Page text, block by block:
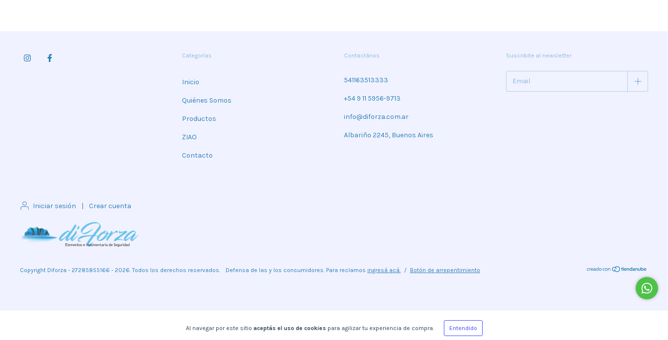
Al navegar por este sitio aceptás el uso de cookies para agilizar tu experiencia de compra. Entendido
Categorías
Inicio
Quiénes Somos
Productos
ZIAO
Contacto
Contactános
541163513333
+54 9 11 5956-9713
info@diforza.com.ar
Albariño 2245, Buenos Aires
Suscribite al newsletter
Iniciar sesión | Crear cuenta
Copyright Diforza - 27285855166 - 2026. Todos los derechos reservados. Defensa de las y los consumidores. Para reclamos ingresá acá. / Botón de arrepentimiento